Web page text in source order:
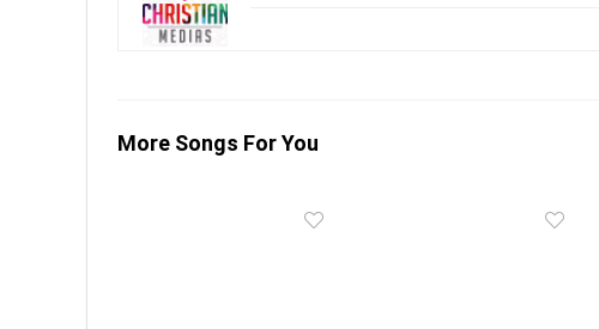
More Songs For You